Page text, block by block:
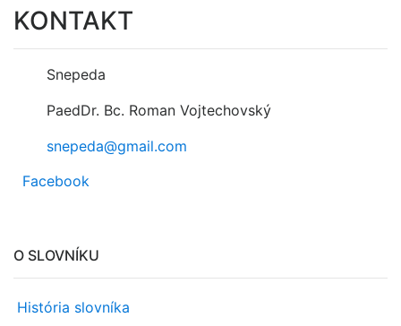
KONTAKT
Snepeda
PaedDr. Bc. Roman Vojtechovský
snepeda@gmail.com
Facebook
O SLOVNÍKU
História slovníka